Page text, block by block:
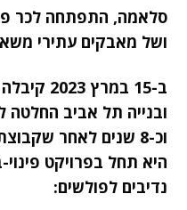
סלאמה, התפתחה לכר
ושל מאבקים עתירי
ב-15
ובנייה תל אביב
וכ-8 שנים לאחר
היא תחל בפרויקט
נדיבים לפולשים: